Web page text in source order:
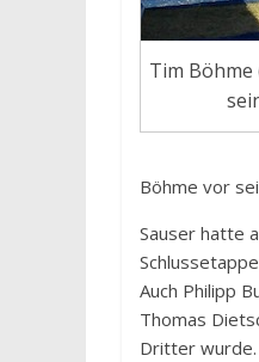
Tim
Böhme vor
Sauser hatte
Auch Philipp
Thomas
Dritter wurde.